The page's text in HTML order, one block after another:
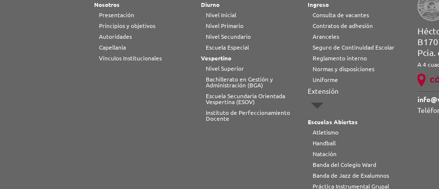
Nosotros
Presentación
Principios y objetivos
Autoridades
Capellanía
Vínculos Institucionales
Diurno
Nivel Inicial
Nivel Primario
Nivel Secundario
Escuela Especial
Vespertino
Nivel Superior
Bachillerato en Gestión y
Administración (BGA)
Escuela Secundaria Orientada
Vespertina (ESOV)
Instituto de Perfeccionamiento
Docente
Ingreso
Consulta de vacantes
Contratos de adhesión
Aranceles
Seguro de Continuidad Escolar
Reglamento interno
Normas y disposiciones
Uniforme
Extensión
Escuelas Abiertas
Atletismo
Handball
Natación
Banda del Colegio Ward
Banda de Jazz de Exalumnos
Práctica Instrumental Grupal
A 4